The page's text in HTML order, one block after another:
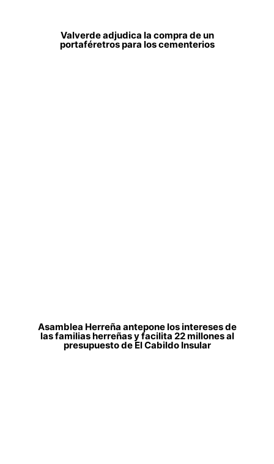
Valverde adjudica la compra de un
portaféretros para los cementerios
Asamblea Herreña antepone los intereses de
las familias herreñas y facilita 22 millones al
presupuesto de El Cabildo Insular